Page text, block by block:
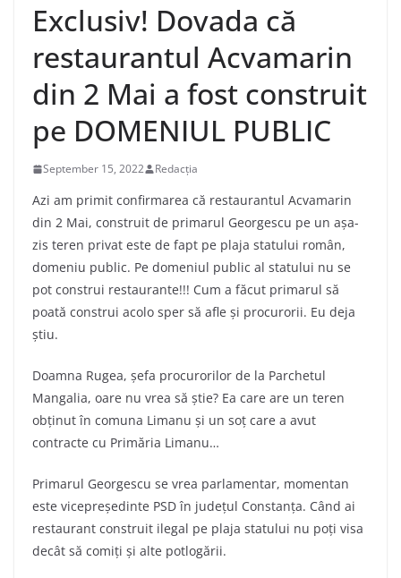
Exclusiv! Dovada că
restaurantul Acvamarin
din 2 Mai a fost construit
pe DOMENIUL PUBLIC
September 15, 2022 Redacția
Azi am primit confirmarea că restaurantul Acvamarin
din 2 Mai, construit de primarul Georgescu pe un așa-
zis teren privat este de fapt pe plaja statului român,
domeniu public. Pe domeniul public al statului nu se
pot construi restaurante!!! Cum a făcut primarul să
poată construi acolo sper să afle și procurorii. Eu deja
știu.
Doamna Rugea, șefa procurorilor de la Parchetul
Mangalia, oare nu vrea să știe? Ea care are un teren
obținut în comuna Limanu și un soț care a avut
contracte cu Primăria Limanu…
Primarul Georgescu se vrea parlamentar, momentan
este vicepreședinte PSD în județul Constanța. Când ai
restaurant construit ilegal pe plaja statului nu poți visa
decât să comiți și alte potlogării.